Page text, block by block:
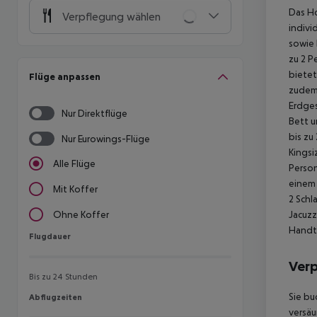
Verpflegung wählen
Flüge anpassen
Nur Direktflüge
Nur Eurowings-Flüge
Alle Flüge
Mit Koffer
Ohne Koffer
Flugdauer
Flugdauer
Bis zu 24 Stunden
Abflugzeiten
Abflugzeiten
Das
sowie
zu 2
bietet
Bett
bis zu
2
Sie